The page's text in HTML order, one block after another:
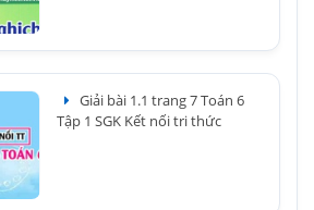
Giải bài 1.1 trang 7 Toán 6
Tập 1 SGK Kết nối tri thức